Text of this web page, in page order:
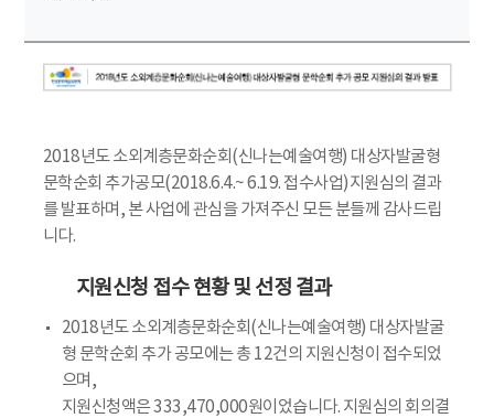
2018년도 소외계층문화순회(신나는예술여행) 대상자발굴형
문학순회 추가공모(2018.6.4.~ 6.19. 접수사업)지원심의 결과
를 발표하며, 본 사업에 관심을 가져주신 모든 분들께 감사드립
니다.
지원신청 접수 현황 및 선정 결과
2018년도 소외계층문화순회(신나는예술여행) 대상자발굴
형 문학순회 추가 공모에는 총 12건의 지원신청이 접수되었
으며,
지원신청액은 333,470,000원이었습니다. 지원심의 회의결